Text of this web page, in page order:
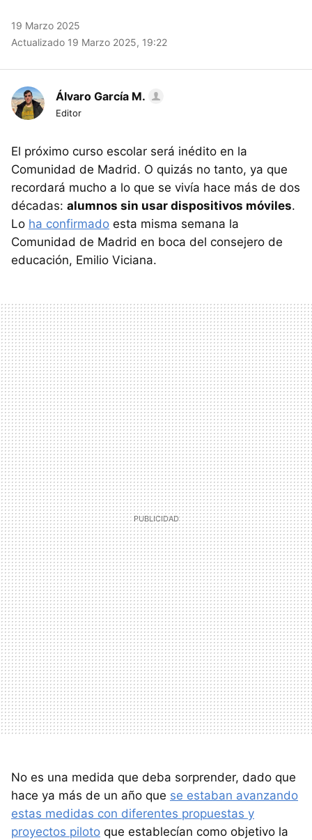
19 Marzo 2025
Actualizado 19 Marzo 2025, 19:22
Álvaro García M.
Editor
El próximo curso escolar será inédito en la
Comunidad de Madrid. O quizás no tanto, ya que
recordará mucho a lo que se vivía hace más de dos
décadas: alumnos sin usar dispositivos móviles.
Lo ha confirmado esta misma semana la
Comunidad de Madrid en boca del consejero de
educación, Emilio Viciana.
No es una medida que deba sorprender, dado que
hace ya más de un año que se estaban avanzando
estas medidas con diferentes propuestas y
proyectos piloto que establecían como objetivo la